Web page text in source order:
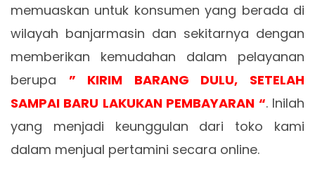
memuaskan untuk konsumen yang berada di
wilayah banjarmasin dan sekitarnya dengan
memberikan kemudahan dalam pelayanan
berupa ” KIRIM BARANG DULU, SETELAH
SAMPAI BARU LAKUKAN PEMBAYARAN “. Inilah
yang menjadi keunggulan dari toko kami
dalam menjual pertamini secara online.